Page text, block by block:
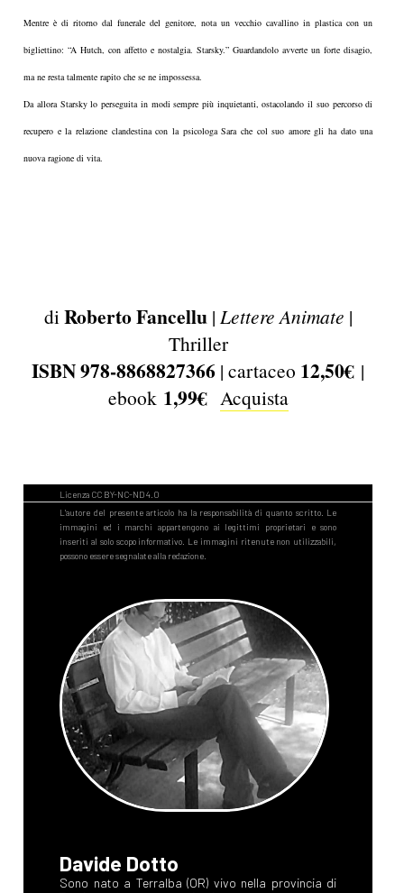
Mentre è di ritorno dal funerale del genitore, nota un vecchio cavallino in plastica con un
bigliettino: “A Hutch, con affetto e nostalgia. Starsky.” Guardandolo avverte un forte disagio,
ma ne resta talmente rapito che se ne impossessa.
Da allora Starsky lo perseguita in modi sempre più inquietanti, ostacolando il suo percorso di
recupero e la relazione clandestina con la psicologa Sara che col suo amore gli ha dato una
nuova ragione di vita.
di Roberto Fancellu | Lettere Animate |
Thriller
ISBN 978-8868827366 | cartaceo 12,50€ |
ebook 1,99€ Acquista
Davide Dotto
Sono nato a Terralba (OR) vivo nella provincia di